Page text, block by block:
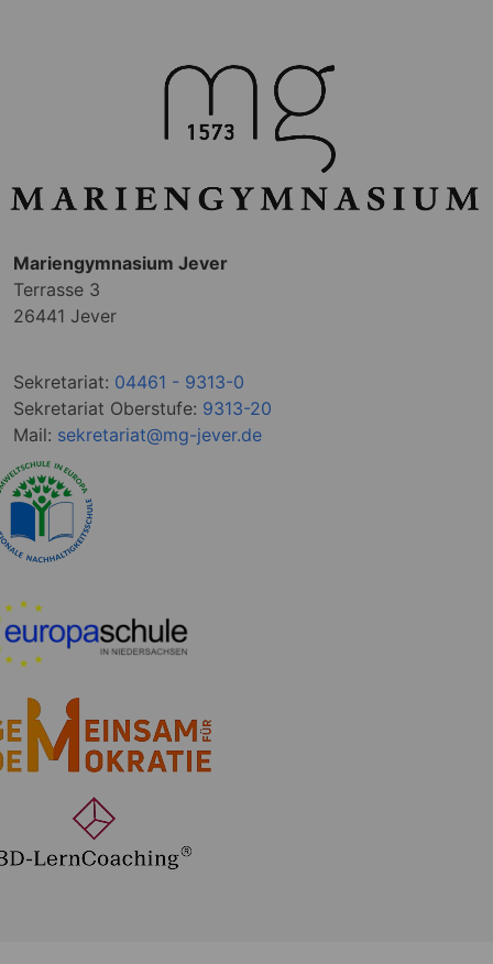
Mariengymnasium Jever
Terrasse 3
26441 Jever
Sekretariat: 04461 - 9313-0
Sekretariat Oberstufe: 9313-20
Mail: sekretariat@mg-jever.de